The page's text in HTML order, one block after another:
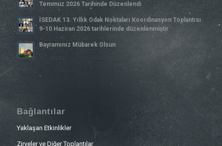
Temmuz 2026 Tarihinde Düzenlendi
İSEDAK 13. Yıllık Odak Noktaları Koordinasyon Toplantısı
9-10 Haziran 2026 tarihlerinde düzenlenmiştir
Bayramınız Mübarek Olsun
Bağlantılar
Yaklaşan Etkinlikler
Zirveler ve Diğer Toplantılar